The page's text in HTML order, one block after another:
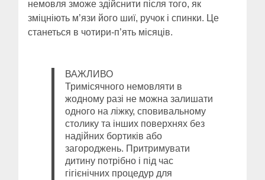
немовля зможе здійснити після того, як
зміцніють м’язи його шиї, ручок і спинки. Це
станеться в чотири-п’ять місяців.
ВАЖЛИВО
Тримісячного немовляти в
жодному разі не можна залишати
одного на ліжку, сповивальному
столику та інших поверхнях без
надійних бортиків або
загороджень. Притримувати
дитину потрібно і під час
гігієнічних процедур для